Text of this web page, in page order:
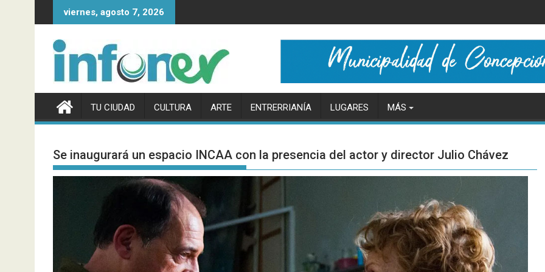
al
viernes, agosto 7, 2026
TU CIUDAD CULTURA ARTE ENTRERRIANÍA LUGARES MÁS
Se inaugurará un espacio INCAA con la presencia del actor y director Julio Chávez